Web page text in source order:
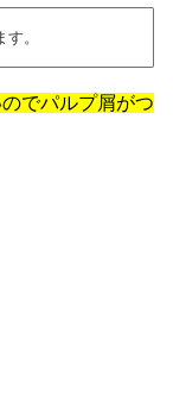
。
でパルプ屑がつ